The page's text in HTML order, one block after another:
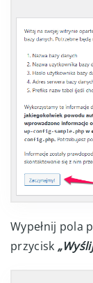
Wypełnij pola
przycisk